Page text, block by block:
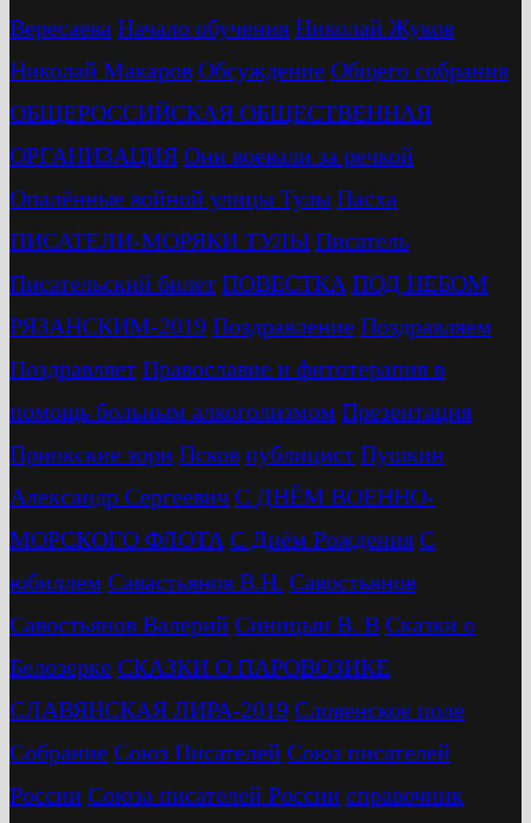
Вересаева Начало обучения Николай Жуков
Николай Макаров Обсуждение Общего собрания
ОБЩЕРОССИЙСКАЯ ОБЩЕСТВЕННАЯ
ОРГАНИЗАЦИЯ Они воевали за речкой
Опалённые войной улицы Тулы Пасха
ПИСАТЕЛИ-МОРЯКИ ТУЛЫ Писатель
Писательский билет ПОВЕСТКА ПОД НЕБОМ
РЯЗАНСКИМ-2019 Поздравление Поздравляем
Поздравляет Православие и фитотерапия в
помощь больным алкоголизмом Презентация
Приокские зори Псков публицист Пушкин
Александр Сергеевич С ДНЁМ ВОЕННО-
МОРСКОГО ФЛОТА С Днём Рождения С
юбиллем Савастьянов В.Н. Савостьянов
Савостьянов Валерий Синицын В. В Сказки о
Белозерке СКАЗКИ О ПАРОВОЗИКЕ
СЛАВЯНСКАЯ ЛИРА-2019 Словенское поле
Собрание Союз Писателей Союз писателей
России Союза писателей России справочник